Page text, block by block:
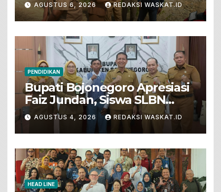
Pertanian
AGUSTUS 6, 2026 REDAKSI WASKAT.ID
PENDIDIKAN
Bupati Bojonegoro Apresiasi
Faiz Jundan, Siswa SLBN
Gunungsari Baureno Masuk
LKS Diksus Tingkat Nasional
AGUSTUS 4, 2026 REDAKSI WASKAT.ID
HEAD LINE